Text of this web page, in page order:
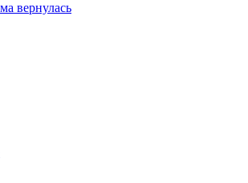
вернулась